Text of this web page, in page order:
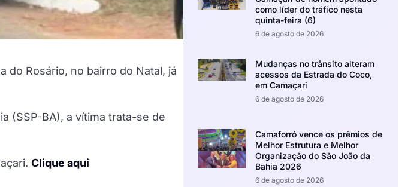
do Rosário, no bairro do Natal, já
(SSP-BA), a vítima trata-se de
Clique aqui
como líder do tráfico nesta
quinta-feira (6)
6 de agosto de 2026
Mudanças no trânsito alteram
acessos da Estrada do Coco,
em Camaçari
6 de agosto de 2026
Camaforró vence os prêmios de
Melhor Estrutura e Melhor
Organização do São João da
Bahia 2026
6 de agosto de 2026